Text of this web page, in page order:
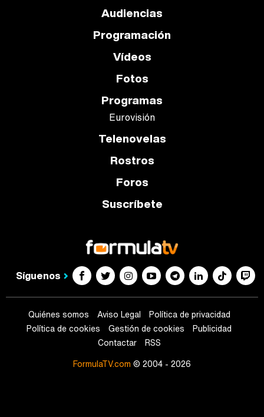
Audiencias
Programación
Vídeos
Fotos
Programas
Eurovisión
Telenovelas
Rostros
Foros
Suscríbete
Síguenos
Quiénes somos Aviso Legal
Política de privacidad
Política de cookies
Gestión de cookies
Publicidad
Contactar
RSS
FormulaTV.com © 2004 - 2026